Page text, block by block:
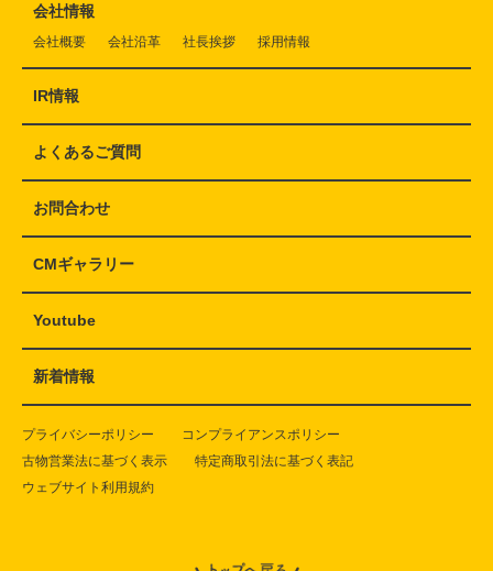
会社情報
会社概要 会社沿革 社長挨拶 採用情報
IR情報
よくあるご質問
お問合わせ
CMギャラリー
Youtube
新着情報
プライバシーポリシー
コンプライアンスポリシー
古物営業法に基づく表示
特定商取引法に基づく表記
ウェブサイト利用規約